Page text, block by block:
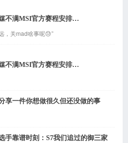
“对抗赛第一背靠背？”韩媒不满MSI官方赛程安排，RNG躺着中枪
，关mad啥事呢😓”
“对抗赛第一背靠背？”韩媒不满MSI官方赛程安排，RNG躺着中枪
享一件你想做很久但还没做的事
手靠谱时刻：S7我们追过的御三家